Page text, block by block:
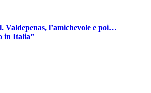
Valdepenas, l’amichevole e poi…
in Italia”